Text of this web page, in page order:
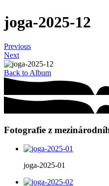
joga-2025-12
Previous
Next
Back to Album
Fotografie z
joga-2025-01